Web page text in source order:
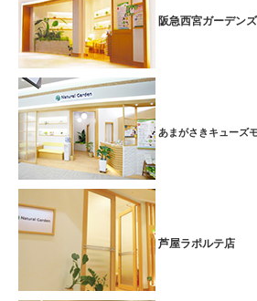
阪急西宮ガーデン
あまがさきキューズ
芦屋ラポルテ店